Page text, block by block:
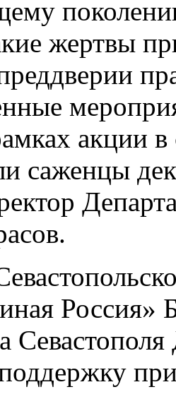
жертвы
акции
саженцы
Россия»